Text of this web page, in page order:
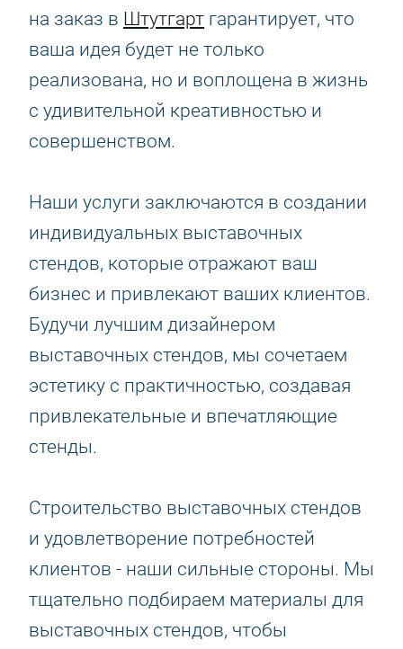
на заказ в Штутгарт гарантирует, что
ваша идея будет не только
реализована, но и воплощена в жизнь
с удивительной креативностью и
совершенством.
Наши услуги заключаются в создании
индивидуальных выставочных
стендов, которые отражают ваш
бизнес и привлекают ваших клиентов.
Будучи лучшим дизайнером
выставочных стендов, мы сочетаем
эстетику с практичностью, создавая
привлекательные и впечатляющие
стенды.
Строительство выставочных стендов
и удовлетворение потребностей
клиентов - наши сильные стороны. Мы
тщательно подбираем материалы для
выставочных стендов, чтобы